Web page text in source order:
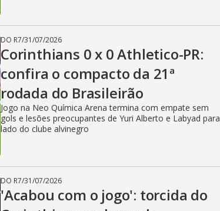
DO R7/31/07/2026
Corinthians 0 x 0 Athletico-PR:
confira o compacto da 21ª
rodada do Brasileirão
Jogo na Neo Química Arena termina com empate sem
gols e lesões preocupantes de Yuri Alberto e Labyad para
lado do clube alvinegro
DO R7/31/07/2026
'Acabou com o jogo': torcida do